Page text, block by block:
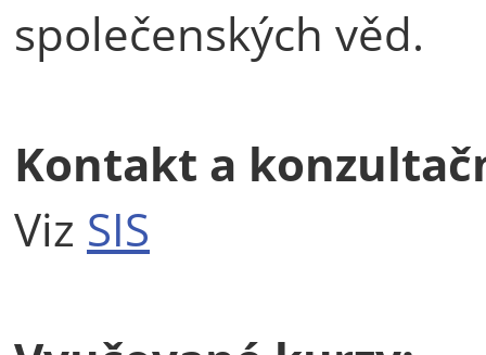
společenských věd.
Kontakt a
Viz SIS